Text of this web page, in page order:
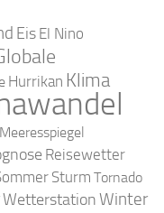
Eis El Nino
Hurrikan Klima
Meeresspiegel
Reisewetter
Sturm Tornado
WetterstationWinter